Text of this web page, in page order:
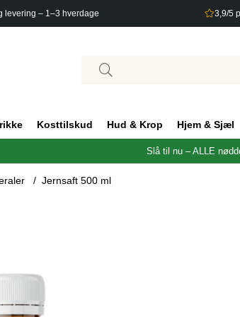
levering – 1–3 hverdage 3,9/5
Kosttilskud Hud & Krop Hjem & Sjæl
Slå til nu – ALLE
Jernsaft 500 ml